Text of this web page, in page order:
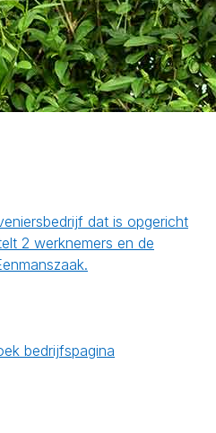
dat is opgericht
2 werknemers en de
bedrijfspagina